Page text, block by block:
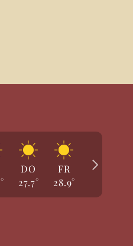
°
DO
27.7°
FR
28.9°
SA